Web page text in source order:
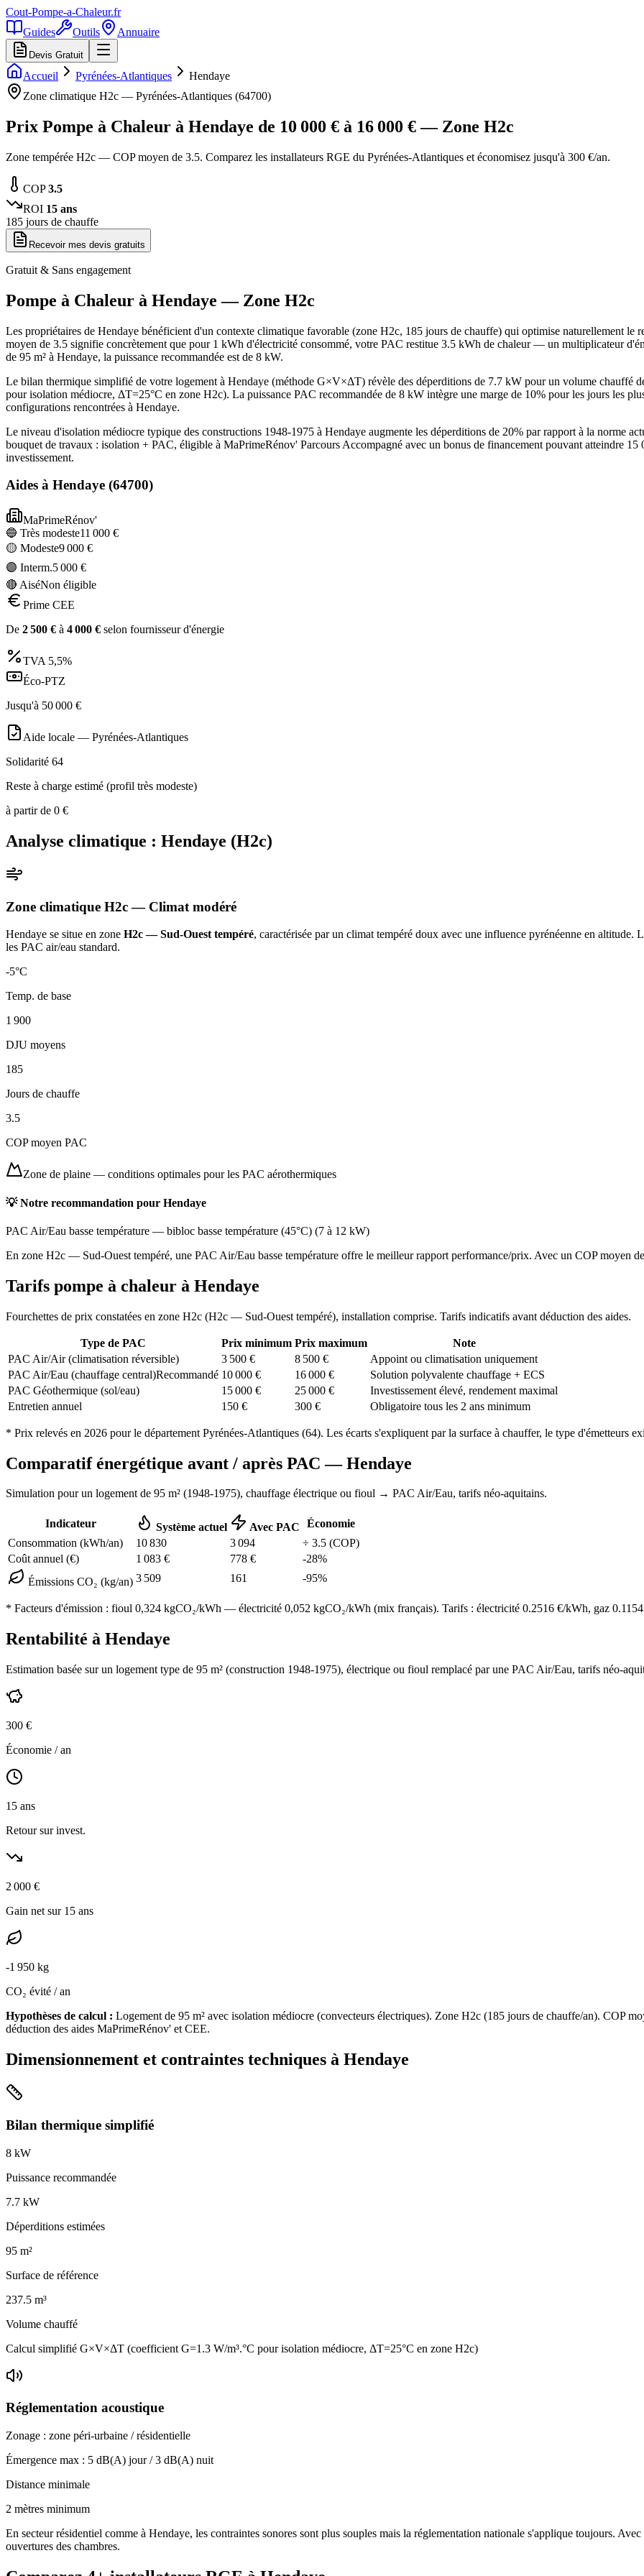
Cout-Pompe-a-Chaleur.fr
Guides
Outils Annuaire
Devis Gratuit
Accueil Pyrénées-Atlantiques
Hendaye
Zone climatique H2c — Pyrénées-Atlantiques (64700)
Prix Pompe à Chaleur à Hendaye de 10 000 € à 16 000 € — Zone H2c
Zone tempérée H2c — COP moyen de 3.5. Comparez les installateurs RGE du Pyrénées-Atlantiques et économisez jusqu'à 300 €/an.
COP3.5
ROI 15 ans
185 jours de chauffe
Recevoir mes devis gratuits
Gratuit & Sans engagement
Pompe à Chaleur à Hendaye — Zone H2c
Les propriétaires de Hendaye bénéficient d'un contexte climatique favorable (zone H2c, 185 jours de chauffe) qui optimise naturellement le
moyen de 3.5 signifie concrètement que pour 1 kWh d'électricité consommé, votre PAC restitue 3.5 kWh de chaleur — un multiplicateur
de 95 m² à Hendaye, la puissance recommandée est de 8 kW.
Le bilan thermique simplifié de votre logement à Hendaye (méthode G×V×ΔT) révèle des déperditions de 7.7 kW pour un volume
pour isolation médiocre, ΔT=25°C en zone H2c). La puissance PAC recommandée de 8 kW intègre une marge de 10% pour les jours les
configurations rencontrées à Hendaye.
Le niveau d'isolation médiocre typique des constructions 1948-1975 à Hendaye augmente les déperditions de 20% par rapport à la norme
bouquet de travaux : isolation + PAC, éligible à MaPrimeRénov' Parcours Accompagné avec un bonus de financement pouvant atteindre
investissement.
Aides à Hendaye (64700)
MaPrimeRénov'
🔵 Très modeste11 000 €
🟡 Modeste9 000 €
🟣 Interm.5 000 €
🔴 AiséNon éligible
Prime CEE
De 2 500 € à 4 000 € selon fournisseur d'énergie
TVA 5,5%
Éco-PTZ
Jusqu'à 50 000 €
Aide locale — Pyrénées-Atlantiques
Solidarité 64
Reste à charge estimé (profil très modeste)
à partir de 0 €
Analyse climatique : Hendaye (H2c)
Zone climatique H2c— Climat modéré
Hendaye se situe en zone H2c — Sud-Ouest tempéré, caractérisée par un climat tempéré doux avec une influence pyrénéenne en altitude.
les PAC air/eau standard.
-5°C
Temp. de base
1 900
DJU moyens
185
Jours de chauffe
3.5
COP moyen PAC
Zone de plaine — conditions optimales pour les PAC aérothermiques
💡 Notre recommandation pour Hendaye
PAC Air/Eau basse température — bibloc basse température (45°C) (7 à 12 kW)
En zone H2c — Sud-Ouest tempéré, une PAC Air/Eau basse température offre le meilleur rapport performance/prix. Avec un COP moyen
Tarifs pompe à chaleur à Hendaye
Fourchettes de prix constatées en zone H2c (H2c — Sud-Ouest tempéré), installation comprise. Tarifs indicatifs avant déduction des aides.
Type de PAC Prix minimum Prix maximum
Note
PAC Air/Air (climatisation réversible)
3 500 € 8 500 €
Appoint ou climatisation uniquement
PAC Air/Eau (chauffage central)Recommandé 10 000 € 16 000 €
Solution polyvalente chauffage + ECS
PAC Géothermique (sol/eau)
15 000 € 25 000 €
Investissement élevé, rendement maximal
Entretien annuel
150 € 300 € Obligatoire tous les 2 ans minimum
* Prix relevés en 2026 pour le département Pyrénées-Atlantiques (64). Les écarts s'expliquent par la surface à chauffer, le type d'émetteurs
Comparatif énergétique avant / après PAC —Hendaye
Simulation pour un logement de 95 m² (1948-1975), chauffage électrique ou fioul → PAC Air/Eau, tarifs néo-aquitains.
Indicateur Système actuel Avec PAC
Économie
Consommation (kWh/an)
10 830 3 094 ÷ 3.5 (COP)
Coût annuel (€)
1 083 € 778 € -28%
Émissions CO₂ (kg/an) 3 509 161 -95%
* Facteurs d'émission : fioul 0,324 kgCO₂/kWh — électricité 0,052 kgCO₂/kWh (mix français). Tarifs : électricité 0.2516 €/kWh, gaz 0.1154
Rentabilité à Hendaye
Estimation basée sur un logement type de 95 m² (construction 1948-1975), électrique ou fioul remplacé par une PAC Air/Eau, tarifs néo-
300 €
Économie / an
15 ans
Retour sur invest.
2 000 €
Gain net sur 15 ans
-1 950 kg
CO₂ évité / an
Hypothèses de calcul : Logement de 95 m² avec isolation médiocre (convecteurs électriques). Zone H2c (185 jours de chauffe/an). COP
déduction des aides MaPrimeRénov' et CEE.
Dimensionnement et contraintes techniques à Hendaye
Bilan thermique simplifié
8 kW
Puissance recommandée
7.7 kW
Déperditions estimées
95 m²
Surface de référence
237.5 m³
Volume chauffé
Calcul simplifié G×V×ΔT (coefficient G=1.3 W/m³.°C pour isolation médiocre, ΔT=25°C en zone H2c)
Réglementation acoustique
Zonage : zone péri-urbaine / résidentielle
Émergence max : 5 dB(A) jour /3 dB(A) nuit
Distance minimale
2 mètres minimum
En secteur résidentiel comme à Hendaye, les contraintes sonores sont plus souples mais la réglementation nationale s'applique toujours.
ouvertures des chambres.